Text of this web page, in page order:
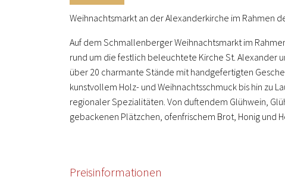
Weihnachtsmarkt an der Alexanderkirche im Rahmen
Auf dem Schmallenberger Weihnachtsmarkt im
rund um die festlich beleuchtete Kirche St. Alexander
über 20 charmante Stände mit handgefertigten
kunstvollem Holz- und Weihnachtsschmuck bis hin zu
regionaler Spezialitäten. Von duftendem Glühwein,
gebackenen Plätzchen, ofenfrischem Brot, Honig und
Preisinformationen